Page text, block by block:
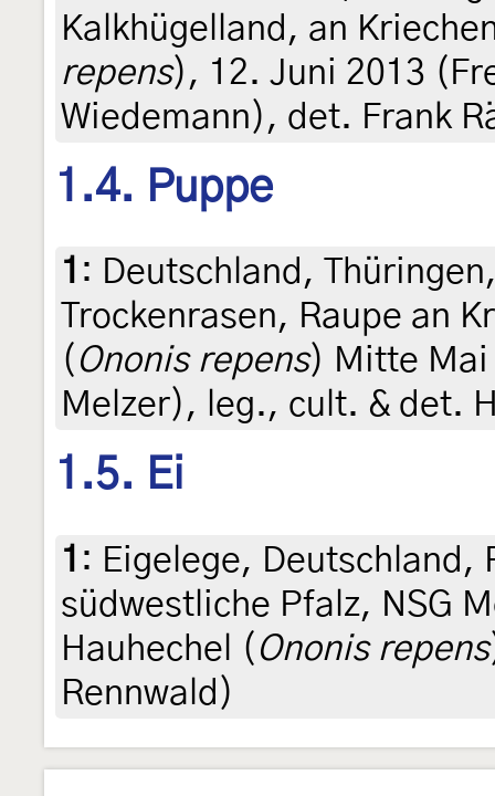
Kalkhügelland, an
repens), 12. Juni 2013
Wiedemann), det. Frank
1.4. Puppe
1 : Deutschland,
Trockenrasen, Raupe an
( Ononis repens) Mitte Mai
Melzer), leg., cult. & det.
1.5. Ei
1 : Eigelege, Deutschland,
südwestliche Pfalz, NSG
Hauhechel ( Ononis repens
Rennwald)